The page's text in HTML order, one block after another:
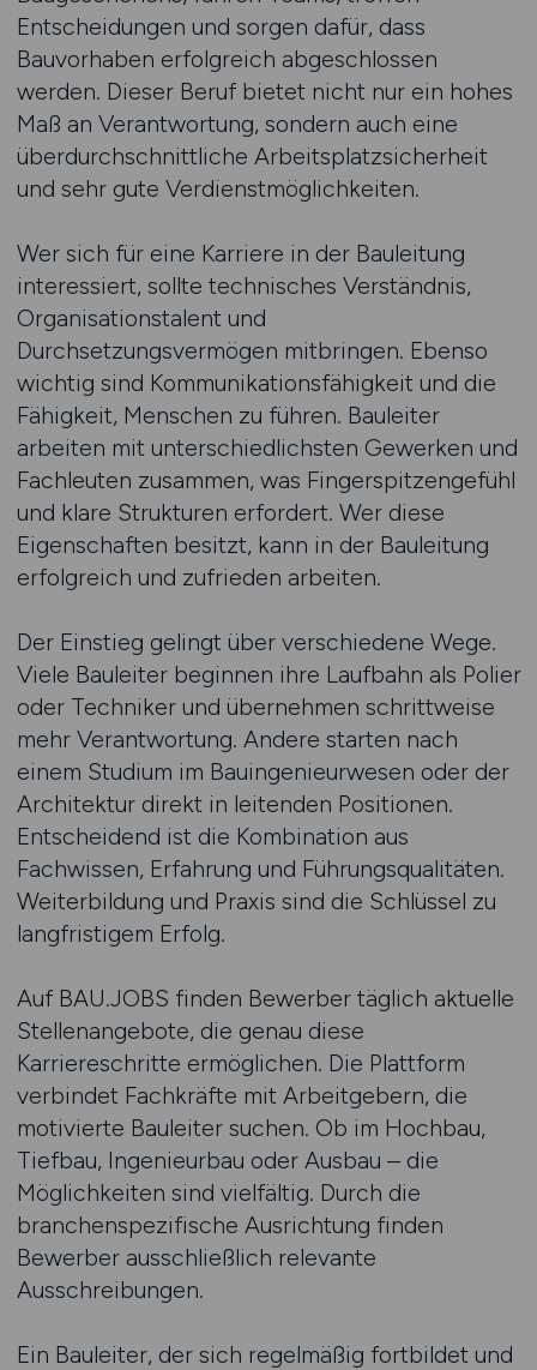
Entscheidungen und sorgen dafür, dass
Bauvorhaben erfolgreich abgeschlossen
werden. Dieser Beruf bietet nicht nur ein hohes
Maß an Verantwortung, sondern auch eine
überdurchschnittliche Arbeitsplatzsicherheit
und sehr gute Verdienstmöglichkeiten.
Wer sich für eine Karriere in der Bauleitung
interessiert, sollte technisches Verständnis,
Organisationstalent und
Durchsetzungsvermögen mitbringen. Ebenso
wichtig sind Kommunikationsfähigkeit und die
Fähigkeit, Menschen zu führen. Bauleiter
arbeiten mit unterschiedlichsten Gewerken und
Fachleuten zusammen, was Fingerspitzengefühl
und klare Strukturen erfordert. Wer diese
Eigenschaften besitzt, kann in der Bauleitung
erfolgreich und zufrieden arbeiten.
Der Einstieg gelingt über verschiedene Wege.
Viele Bauleiter beginnen ihre Laufbahn als Polier
oder Techniker und übernehmen schrittweise
mehr Verantwortung. Andere starten nach
einem Studium im Bauingenieurwesen oder der
Architektur direkt in leitenden Positionen.
Entscheidend ist die Kombination aus
Fachwissen, Erfahrung und Führungsqualitäten.
Weiterbildung und Praxis sind die Schlüssel zu
langfristigem Erfolg.
Auf BAU.JOBS finden Bewerber täglich aktuelle
Stellenangebote, die genau diese
Karriereschritte ermöglichen. Die Plattform
verbindet Fachkräfte mit Arbeitgebern, die
motivierte Bauleiter suchen. Ob im Hochbau,
Tiefbau, Ingenieurbau oder Ausbau – die
Möglichkeiten sind vielfältig. Durch die
branchenspezifische Ausrichtung finden
Bewerber ausschließlich relevante
Ausschreibungen.
Ein Bauleiter, der sich regelmäßig fortbildet und